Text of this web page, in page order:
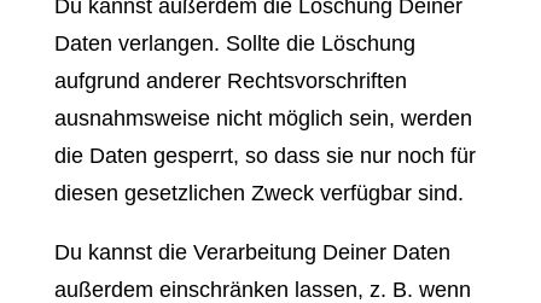
Du kannst außerdem die Löschung Deiner
Daten verlangen. Sollte die Löschung
aufgrund anderer Rechtsvorschriften
ausnahmsweise nicht möglich sein, werden
die Daten gesperrt, so dass sie nur noch für
diesen gesetzlichen Zweck verfügbar sind.
Du kannst die Verarbeitung Deiner Daten
außerdem einschränken lassen, z. B. wenn